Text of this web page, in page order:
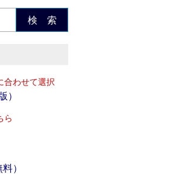
検 索
合わせて選択
）
ら
）